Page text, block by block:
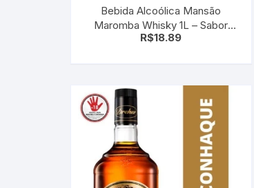
Sex Shop
Bebida Alcoólica Mansão
Maromba Whisky 1L – Sabor
Energético
R$18.89